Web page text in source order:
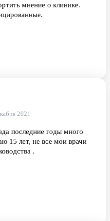
мнение о клинике.
2021
последние годы много
15 лет, не все мои врачи
.